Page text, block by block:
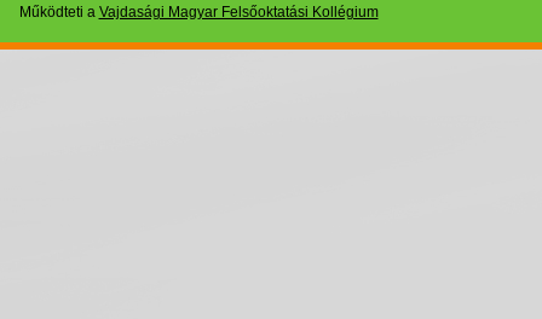
Működteti a Vajdasági Magyar Felsőoktatási Kollégium